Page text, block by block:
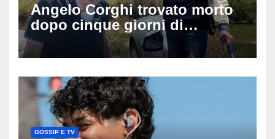
Angelo Corghi trovato morto
dopo cinque giorni di
ricerche: il giallo dell’80enne
scomparso dopo essere
GOSSIP E TV